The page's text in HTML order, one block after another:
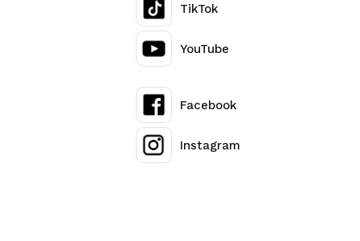
TikTok
YouTube
Facebook
Instagram